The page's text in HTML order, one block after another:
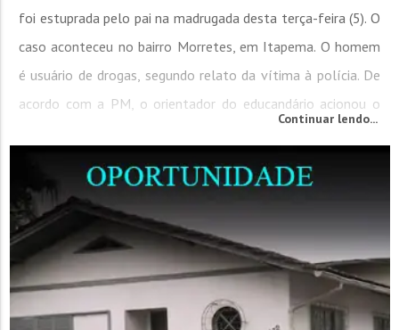
foi estuprada pelo pai na madrugada desta terça-feira (5). O
caso aconteceu no bairro Morretes, em Itapema. O homem
é usuário de drogas, segundo relato da vítima à polícia. De
acordo com a PM, o orientador do educandário acionou o
abuso sexual por parte do pai, ocorrido durante à noite. A
mãe da...
Continuar lendo...